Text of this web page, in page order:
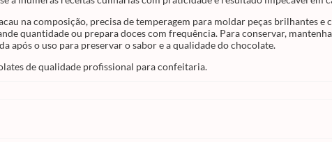
chocolates de qualidade
na composição, precisa de temperagem para moldar peças brilhantes e
quantidade ou prepara doces com frequência. Para conservar,
após o uso para preservar o sabor e a qualidade do chocolate.
de qualidade profissional para confeitaria.